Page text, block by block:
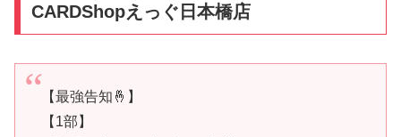
CARDShopえっぐ日本橋店
【最強告知🤞】
【1部】